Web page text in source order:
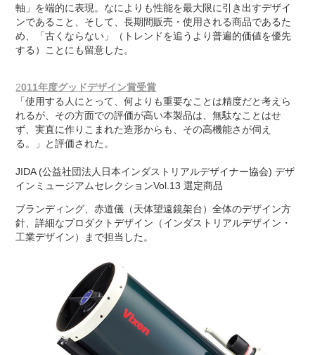
軸」を端的に表現。なによりも性能を最大限に引き出すデザイ
ンであること、そして、長期間販売・使用される商品であるた
め、「古くならない」（トレンドを追うより普遍的価値を優先
する）ことにも留意した。
2011年度グッドデザイン賞受賞
「使用する人にとって、何よりも重要なことは精度だと考えら
れるが、その方面での評価が高い本製品は、無駄なことはせ
ず、実直に作りこまれた造形からも、その高機能さが伺え
る。」と評価された。
JIDA (公益社団法人日本インダストリアルデザイナー協会) デザ
インミュージアムセレクションVol.13 選定商品
ブランディング、赤道儀（天体望遠鏡架台）全体のデザイン方
針、詳細なプロダクトデザイン（インダストリアルデザイン・
工業デザイン）まで担当した。